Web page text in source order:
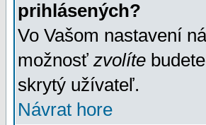
prihlásených?
Vo Vašom nastavení
možnosť zvolíte
skrytý užívateľ.
Návrat hore